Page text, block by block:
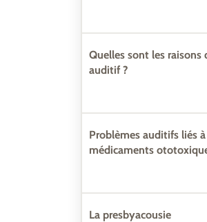
Quelles sont les raisons
auditif ?
Problèmes auditifs liés
médicaments
La presbyacousie